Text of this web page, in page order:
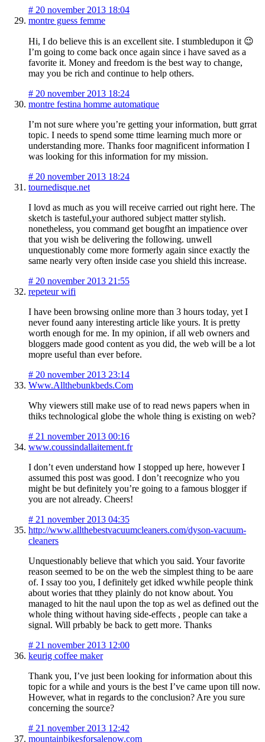
# 20 november 2013 18:04
montre guess femme
Hi, I do believe this is an excellent site. I stumbledupon it 😉
I’m going to come back once again since i have saved as a
favorite it. Money and freedom is the best way to change,
may you be rich and continue to help others.
# 20 november 2013 18:24
montre festina homme automatique
I’m not sure where you’re getting your information, butt grrat
topic. I needs to spend some ttime learning much more or
understanding more. Thanks foor magnificent information I
was looking for this information for my mission.
# 20 november 2013 18:24
tournedisque.net
I lovd as much as you will receive carried out right here. The
sketch is tasteful,your authored subject matter stylish.
nonetheless, you command get bougfht an impatience over
that you wish be delivering the following. unwell
unquestionably come more formerly again since exactly the
same nearly very often inside case you shield this increase.
# 20 november 2013 21:55
repeteur wifi
I have been browsing online more than 3 hours today, yet I
never found aany interesting article like yours. It is pretty
worth enough for me. In my opinion, if all web owners and
bloggers made good content as you did, the web will be a lot
mopre useful than ever before.
# 20 november 2013 23:14
Www.Allthebunkbeds.Com
Why viewers still make use of to read news papers when in
thiks technological globe the whole thing is existing on web?
# 21 november 2013 00:16
www.coussindallaitement.fr
I don’t even understand how I stopped up here, however I
assumed this post was good. I don’t reecognize who you
might be but definitely you’re going to a famous blogger if
you are not already. Cheers!
# 21 november 2013 04:35
http://www.allthebestvacuumcleaners.com/dyson-vacuum-
cleaners
Unquestionably believe that which you said. Your favorite
reason seemed to be on the web the simplest thing to be aare
of. I ssay too you, I definitely get idked wwhile people think
about wories that tthey plainly do not know about. You
managed to hit the naul upon the top as wel as defined out the
whole thing without having side-effects , people can take a
signal. Will prbably be back to gett more. Thanks
# 21 november 2013 12:00
keurig coffee maker
Thank you, I’ve just been looking for information about this
topic for a while and yours is the best I’ve came upon till now.
However, what in regards to the conclusion? Are you sure
concerning the source?
# 21 november 2013 12:42
mountainbikesforsalenow.com